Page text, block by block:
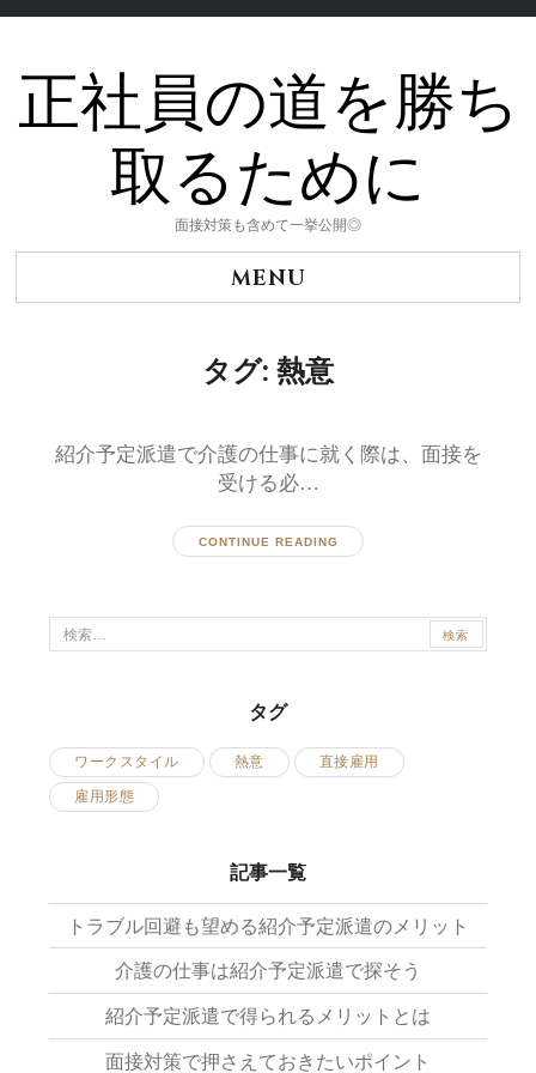
Skip
正社員の道を勝ち
取るために
面接対策も含めて一挙公開◎
MENU
タグ: 熱意
紹介予定派遣で介護の仕事に就く際は、面接を
受ける必…
CONTINUE READING
索:
タグ
ワークスタイル 熱意 直接雇用
雇用形態
記事一覧
トラブル回避も望める紹介予定派遣のメリット
介護の仕事は紹介予定派遣で探そう
紹介予定派遣で得られるメリットとは
面接対策で押さえておきたいポイント